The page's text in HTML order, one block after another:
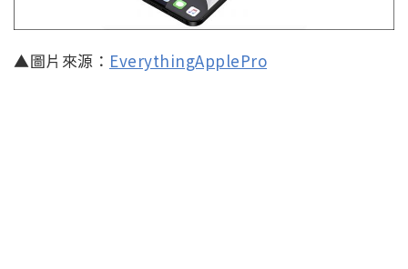
▲圖片來源： EverythingApplePro